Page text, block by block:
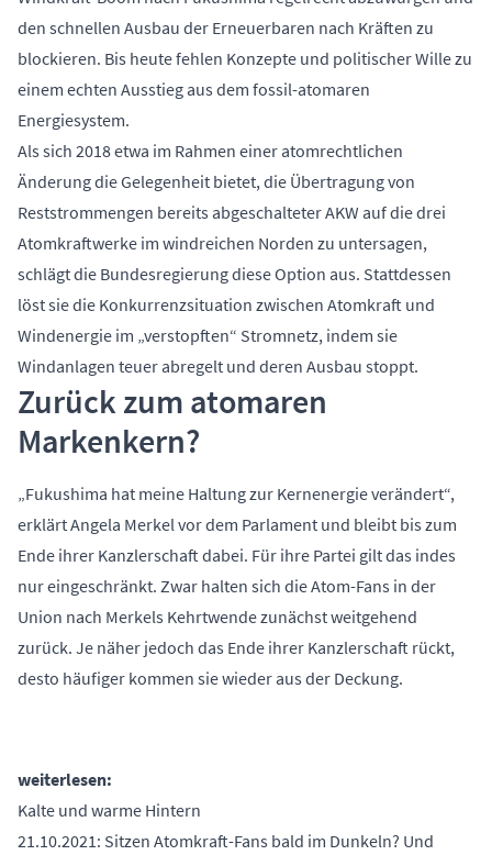
den schnellen Ausbau der Erneuerbaren nach Kräften zu
blockieren. Bis heute fehlen Konzepte und politischer Wille zu
einem echten Ausstieg aus dem fossil-atomaren
Energiesystem.
Als sich 2018 etwa im Rahmen einer atomrechtlichen
Änderung die Gelegenheit bietet, die Übertragung von
Reststrommengen bereits abgeschalteter AKW auf die drei
Atomkraftwerke im windreichen Norden zu untersagen,
schlägt die Bundesregierung diese Option aus. Stattdessen
löst sie die Konkurrenzsituation zwischen Atomkraft und
Windenergie im „verstopften“ Stromnetz, indem sie
Windanlagen teuer abregelt und deren Ausbau stoppt.
Zurück zum atomaren
Markenkern?
„Fukushima hat meine Haltung zur Kernenergie verändert“,
erklärt Angela Merkel vor dem Parlament und bleibt bis zum
Ende ihrer Kanzlerschaft dabei. Für ihre Partei gilt das indes
nur eingeschränkt. Zwar halten sich die Atom-Fans in der
Union nach Merkels Kehrtwende zunächst weitgehend
zurück. Je näher jedoch das Ende ihrer Kanzlerschaft rückt,
desto häufiger kommen sie wieder aus der Deckung.
weiterlesen:
Kalte und warme Hintern
21.10.2021: Sitzen Atomkraft-Fans bald im Dunkeln? Und